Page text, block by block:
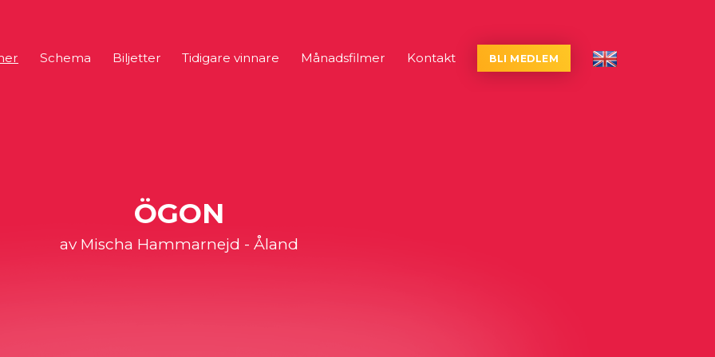
Schema Biljetter Tidigare vinnare Månadsfilmer Kontakt BLI MEDLEM
ÖGON
av Mischa Hammarnejd - Åland